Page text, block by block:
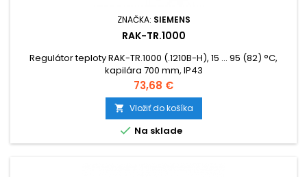
ZNAČKA: SIEMENS
RAK-TR.1000
Regulátor teploty RAK-TR.1000 (.1210B-H), 15 … 95 (82) °C,
kapilára 700 mm, IP43
Cena
73,68 €
 Vložiť do košíka
 Na sklade